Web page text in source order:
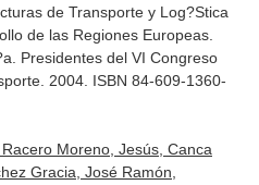
de Transporte y Log?Stica
de las Regiones Europeas.
Presidentes del VI Congreso
2004. ISBN 84-609-1360-
Moreno, Jesús, Canca
Gracia, José Ramón,